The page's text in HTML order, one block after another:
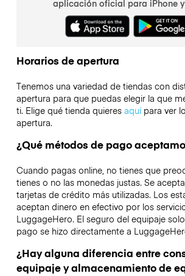
aplicación oficial para iPhone
Horarios de apertura
Tenemos una variedad de tiendas con
apertura para que puedas elegir la que
ti. Elige qué tienda quieres aquípara ver
apertura.
¿Qué métodos de pago
Cuando pagas online, no tienes que
tienes o no las monedas justas. Se
tarjetas de crédito más utilizadas. Los
aceptan dinero en efectivo por los
LuggageHero. El seguro del equipaje
pago se hizo directamente a
¿Hay alguna diferencia entre
equipaje y almacenamiento de